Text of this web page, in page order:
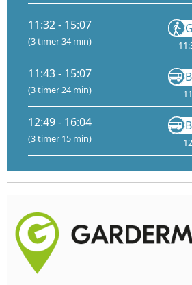
11:32 - 15:07
(3 timer 34 min)
11:43 - 15:07
(3 timer 24 min)
12:49 - 16:04
(3 timer 15 min)